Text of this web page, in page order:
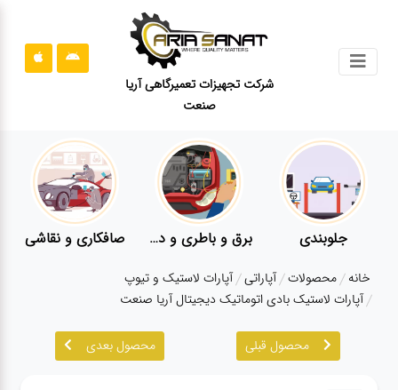
شرکت تجهیزات تعمیرگاهی آریا
صنعت
قوانین
سایت
ارتباط
درباره
ما
جلوبندی برق و باطری و دیاگ صافکاری و نقاشی
خانه محصولات آپاراتی آپارات لاستیک و تیوپ
آپارات لاستیک بادی اتوماتیک دیجیتال آریا صنعت
محصول قبلی محصول بعدی